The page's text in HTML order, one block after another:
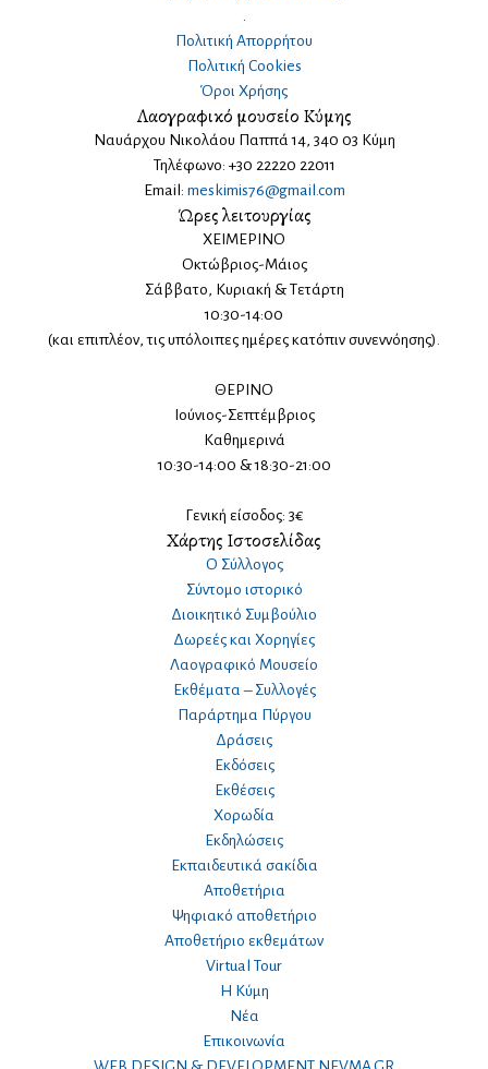
Πολιτική Απορρήτου
Πολιτική Cookies
Όροι Χρήσης
Λαογραφικό μουσείο Κύμης
Ναυάρχου Νικολάου Παππά 14, 340 03 Κύμη
Τηλέφωνο: +30 22220 22011
Email: meskimis76@gmail.com
Ώρες λειτουργίας
ΧΕΙΜΕΡΙΝΟ
Οκτώβριος-Μάιος
Σάββατο, Κυριακή & Τετάρτη
10:30-14:00
(και επιπλέον, τις υπόλοιπες ημέρες κατόπιν συνεννόησης).
ΘΕΡΙΝΟ
Ιούνιος-Σεπτέμβριος
Καθημερινά
10:30-14:00 & 18:30-21:00
Γενική είσοδος: 3€
Χάρτης Ιστοσελίδας
Ο Σύλλογος
Σύντομο ιστορικό
Διοικητικό Συμβούλιο
Δωρεές και Χορηγίες
Λαογραφικό Μουσείο
Εκθέματα – Συλλογές
Παράρτημα Πύργου
Δράσεις
Εκδόσεις
Εκθέσεις
Χορωδία
Εκδηλώσεις
Εκπαιδευτικά σακίδια
Αποθετήρια
Ψηφιακό αποθετήριο
Αποθετήριο εκθεμάτων
Virtual Tour
Η Κύμη
Νέα
Επικοινωνία